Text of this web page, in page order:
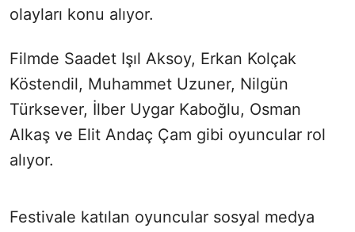
olayları konu alıyor.
Filmde Saadet Işıl Aksoy, Erkan Kolçak
Köstendil, Muhammet Uzuner, Nilgün
Türksever, İlber Uygar Kaboğlu, Osman
Alkaş ve Elit Andaç Çam gibi oyuncular rol
alıyor.
Festivale katılan oyuncular sosyal medya